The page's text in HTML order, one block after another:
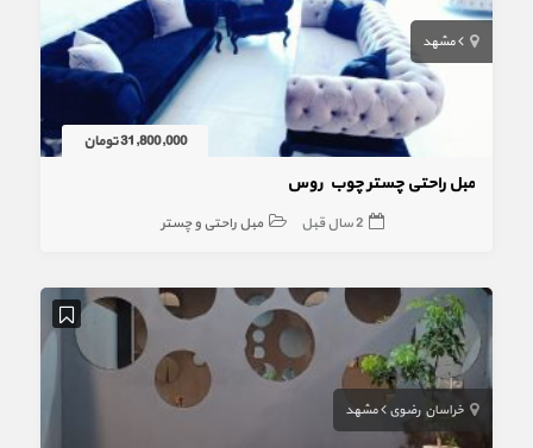
مشهد
31,800,000 تومان
مبل راحتی چستر چوب روس
2 سال قبل مبل راحتی و چستر
خراسان رضوی مشهد